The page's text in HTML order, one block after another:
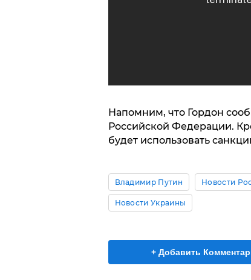
Напомним, что Гордон
Российской Федерации.
будет использовать
Владимир Путин Новости
Новости Украины
+ Добавить